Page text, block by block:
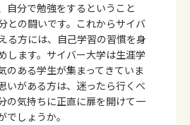
自分で勉強をするということ
との闘いです。これからサイバ
る方には、自己学習の習慣を身
します。サイバー大学は生涯学
のある学生が集まってきていま
いがある方は、迷ったら行くべ
の気持ちに正直に扉を開けて一
でしょうか。